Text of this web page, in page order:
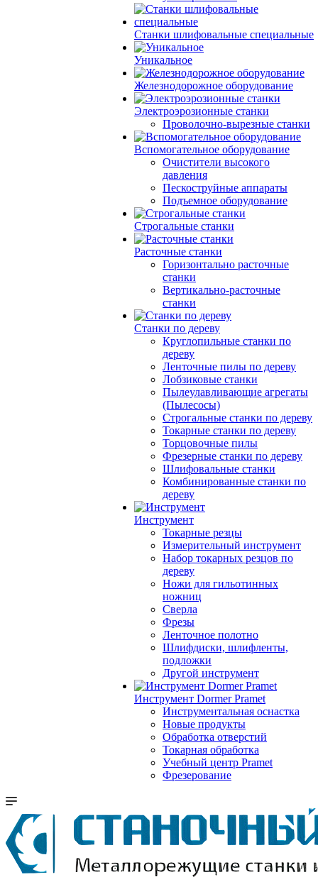
Станки шлифовальные специальные
Уникальное
Железнодорожное оборудование
Электроэрозионные станки
Проволочно-вырезные станки
Вспомогательное оборудование
Очистители высокого
давления
Пескоструйные аппараты
Подъемное оборудование
Строгальные станки
Расточные станки
Горизонтально расточные
станки
Вертикально-расточные
станки
Станки по дереву
Круглопильные станки по
дереву
Ленточные пилы по дереву
Лобзиковые станки
Пылеулавливающие агрегаты
(Пылесосы)
Строгальные станки по дереву
Токарные станки по дереву
Торцовочные пилы
Фрезерные станки по дереву
Шлифовальные станки
Комбинированные станки по
дереву
Инструмент
Токарные резцы
Измерительный инструмент
Набор токарных резцов по
дереву
Ножи для гильотинных
ножниц
Сверла
Фрезы
Ленточное полотно
Шлифдиски, шлифленты,
подложки
Другой инструмент
Инструмент Dormer Pramet
Инструментальная оснастка
Новые продукты
Обработка отверстий
Токарная обработка
Учебный центр Pramet
Фрезерование